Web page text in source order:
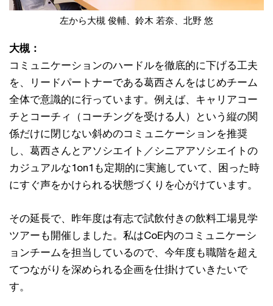
左から大槻 俊輔、鈴木 若奈、北野 悠
大槻：
コミュニケーションのハードルを徹底的に下げる工夫
を、リードパートナーである葛西さんをはじめチーム
全体で意識的に行っています。例えば、キャリアコー
チとコーチィ（コーチングを受ける人）という縦の関
係だけに閉じない斜めのコミュニケーションを推奨
し、葛西さんとアソシエイト／シニアアソシエイトの
カジュアルな1on1も定期的に実施していて、困った時
にすぐ声をかけられる状態づくりを心がけています。
その延長で、昨年度は有志で試飲付きの飲料工場見学
ツアーも開催しました。私はCoE内のコミュニケーシ
ョンチームを担当しているので、今年度も職階を超え
てつながりを深められる企画を仕掛けていきたいで
す。